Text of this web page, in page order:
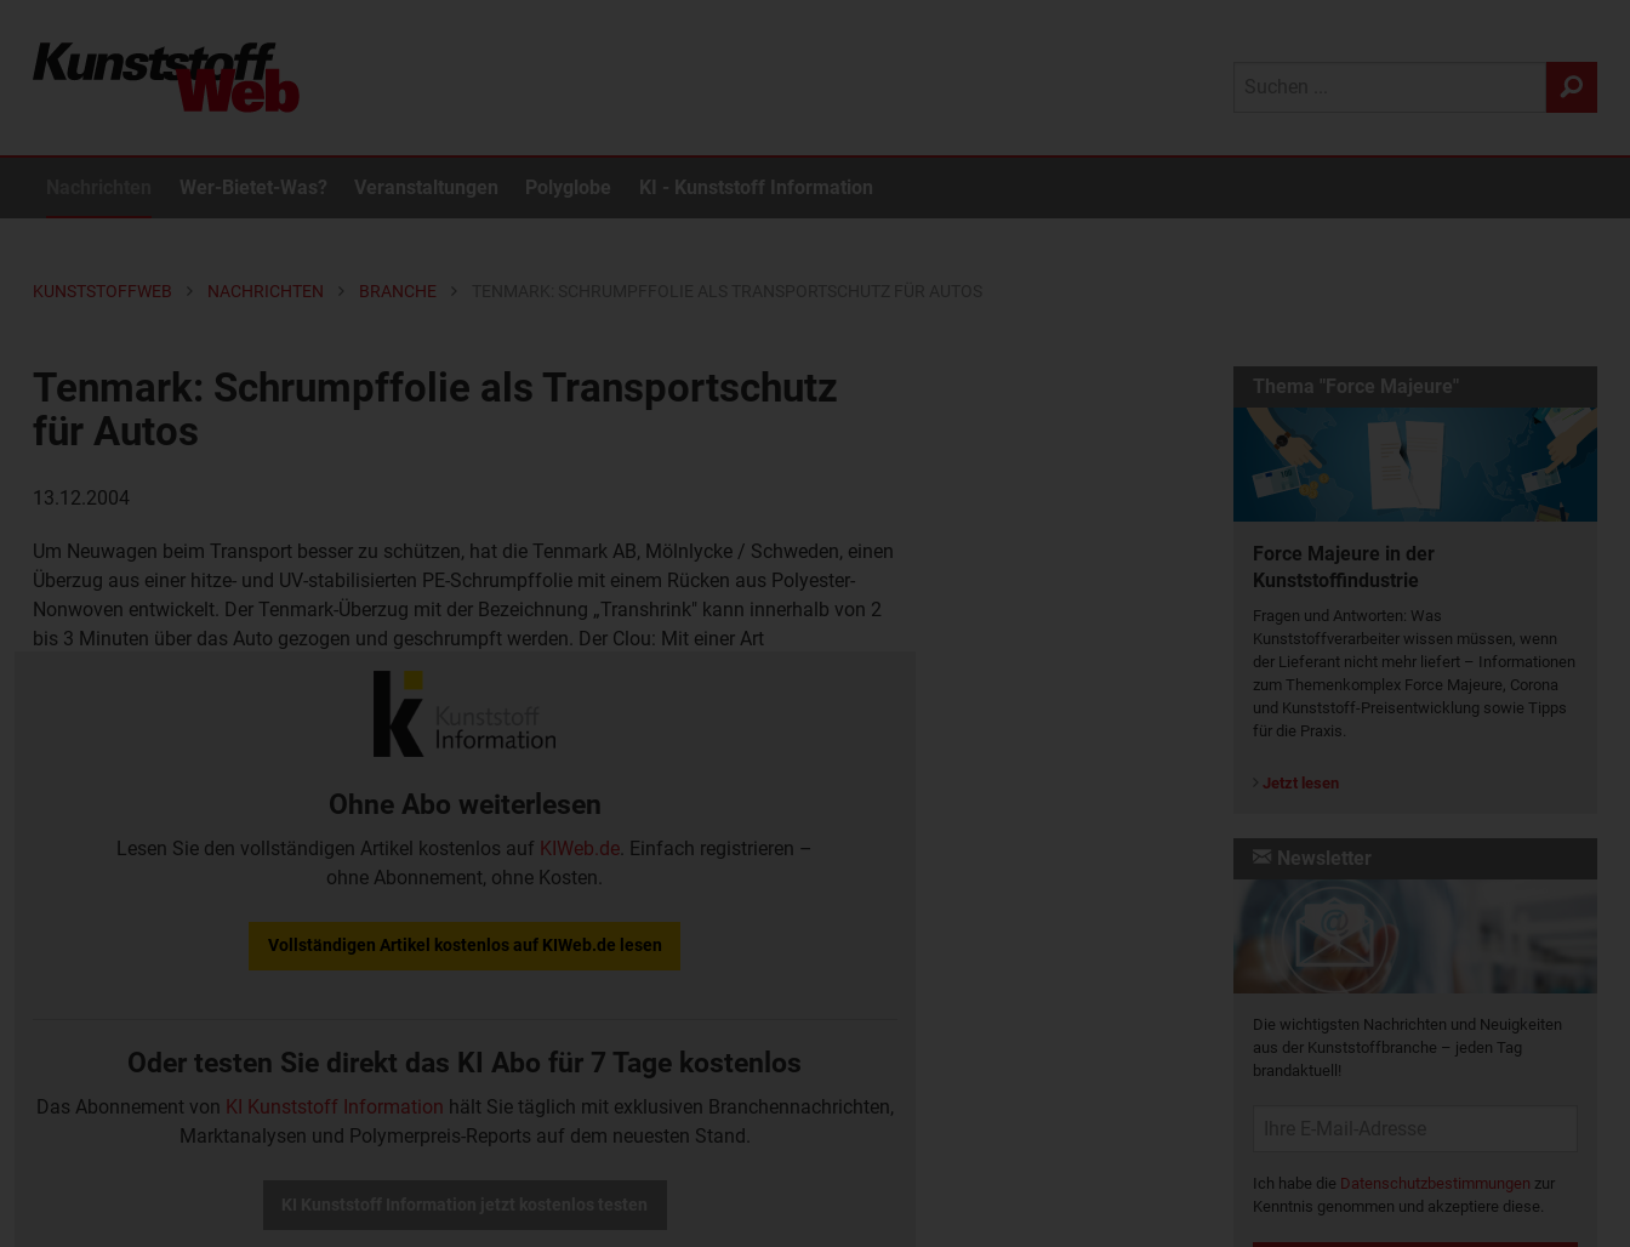
Wer-Bietet-Was? Veranstaltungen Polyglobe KI - Kunststoff Information
KUNSTSTOFFWEB NACHRICHTEN BRANCHE
Tenmark: Schrumpffolie als Transportschutz
für Autos
13.12.2004
Um Neuwagen beim Transport besser zu schützen, hat die Tenmark AB, Mölnlycke / Schweden, einen
Überzug aus einer hitze- und UV-stabilisierten PE-Schrumpffolie mit einem Rücken aus Polyester-
Nonwoven entwickelt. Der Tenmark-Überzug mit der Bezeichnung „Transhrink" kann innerhalb von 2
bis 3 Minuten über das Auto gezogen und geschrumpft werden. Der Clou: Mit einer Art
Reißverschluss an der Fahrertür ist das Einsteigen in die Fahrzeuge und deren Bewegung auch in
Ohne Abo weiterlesen
Lesen Sie den vollständigen Artikel kostenlos auf KIWeb.de. Einfach registrieren –
ohne Abonnement, ohne Kosten.
Vollständigen Artikel kostenlos auf KIWeb.de lesen
Oder testen Sie direkt das KI Abo für 7 Tage kostenlos
Das Abonnement von KI Kunststoff Information hält Sie täglich mit exklusiven Branchennachrichten,
Marktanalysen und Polymerpreis-Reports auf dem neuesten Stand.
Thema "Force Majeure"
Force Majeure in der
Kunststoffindustrie
Fragen und Antworten: Was
Kunst­stoff­verarbeiter wissen müssen, wenn
der Lieferant nicht mehr liefert – Informationen
zum Themenkomplex Force Majeure, Corona
und Kunststoff-Preisentwicklung sowie Tipps
für die Praxis.
Jetzt lesen
Newsletter
Die wichtigsten Nachrichten und Neuigkeiten
aus der Kunststoffbranche – jeden Tag
brandaktuell!
Ich habe die Datenschutzbestimmungen zur
Kenntnis genommen und akzeptiere diese.